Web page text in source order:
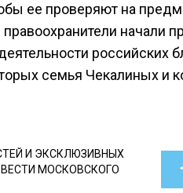
ее проверяют на
начали
российских
семья Чекалиных и
И ЭКСКЛЮЗИВНЫХ
МОСКОВСКОГО